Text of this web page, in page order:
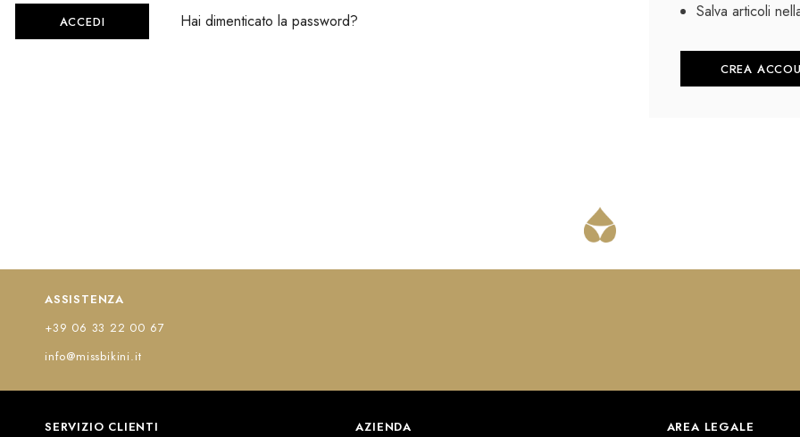
Hai dimenticato la password?
Salva articoli
CREA
ASSISTENZA
+39 06 33 22 00 67
info@missbikini.it
SERVIZIO CLIENTI AZIENDA AREA LEGALE